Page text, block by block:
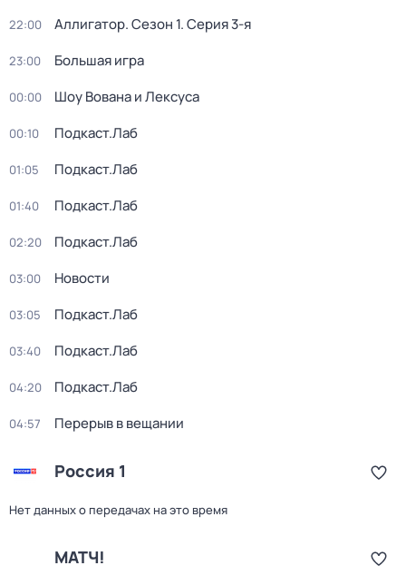
22:00 Аллигатор. Сезон 1. Серия 3-я
23:00 Большая игра
00:00 Шоу Вована и Лексуса
00:10 Подкаст.Лаб
01:05 Подкаст.Лаб
01:40 Подкаст.Лаб
02:20 Подкаст.Лаб
03:00 Новости
03:05 Подкаст.Лаб
03:40 Подкаст.Лаб
04:20 Подкаст.Лаб
04:57 Перерыв в вещании
Россия 1
Нет данных о передачах на это время
МАТЧ!